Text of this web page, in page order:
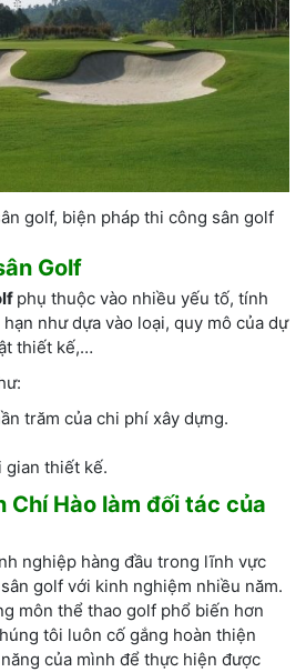
golf, biện pháp thi công sân golf
Golf
phụ thuộc vào nhiều yếu tố, tính
như dựa vào loại, quy mô của dự
thiết kế,…
trăm của chi phí xây dựng.
gian thiết kế.
Chí Hào làm đối tác của
nghiệp hàng đầu trong lĩnh vực
golf với kinh nghiệm nhiều năm.
môn thể thao golf phổ biến hơn
tôi luôn cố gắng hoàn thiện
của mình để thực hiện được